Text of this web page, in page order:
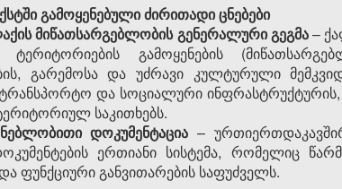
გამოყენებული ძირითადი ცნებები
მიწათსარგებლობის გენერალური გეგმა–
ტერიტორიების გამოყენების
გარემოსა და უძრავი კულტურული
და სოციალური ინფრასტრუქტურის,
საკითხებს.
დოკუმენტაცია –
ერთიანი სისტემა, რომელიც
ფუნქციური განვითარების საფუძველს.